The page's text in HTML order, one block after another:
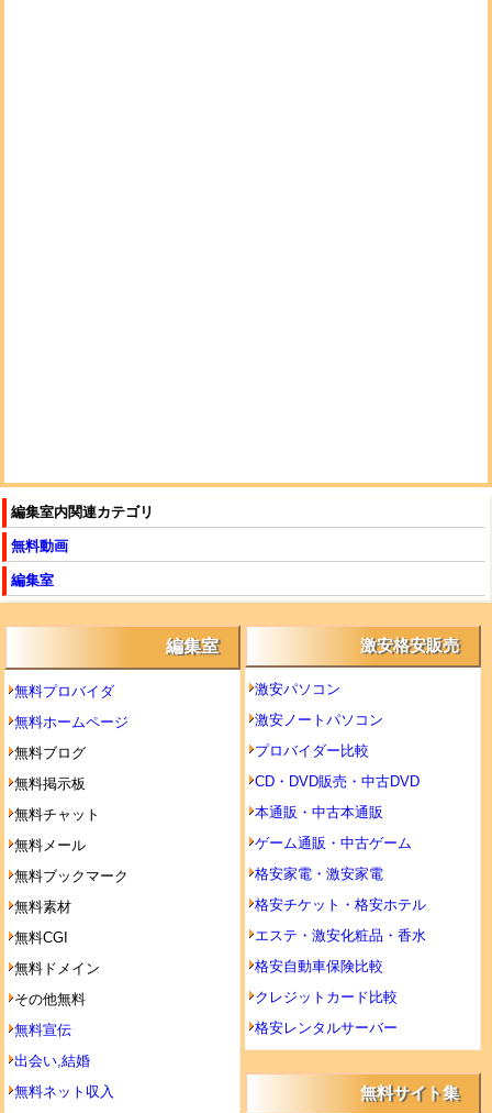
編集室内関連カテゴリ
無料動画
編集室
編集室
無料プロバイダ
無料ホームページ
無料ブログ
無料掲示板
無料チャット
無料メール
無料ブックマーク
無料素材
無料CGI
無料ドメイン
その他無料
無料宣伝
出会い,結婚
無料ネット収入
激安格安販売
激安パソコン
激安ノートパソコン
プロバイダー比較
CD・DVD販売・中古DVD
本通販・中古本通販
ゲーム通販・中古ゲーム
格安家電・激安家電
格安チケット・格安ホテル
エステ・激安化粧品・香水
格安自動車保険比較
クレジットカード比較
格安レンタルサーバー
無料サイト集